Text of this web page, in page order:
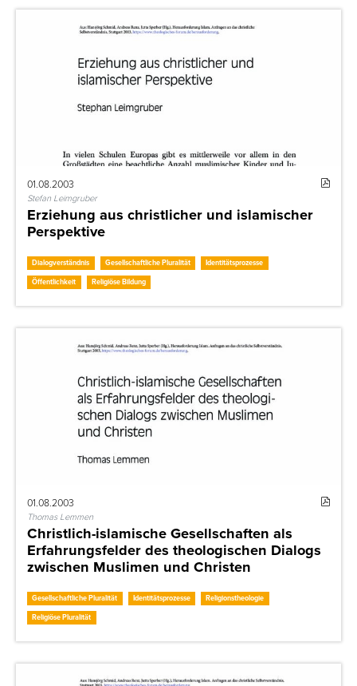
01.08.2003
Stefan Leimgruber
Erziehung aus christlicher und islamischer
Perspektive
Dialogverständnis Gesellschaftliche Pluralität
Identitätsprozesse
Öffentlichkeit
Religiöse Bildung
01.08.2003
Thomas Lemmen
Christlich-islamische Gesellschaften als
Erfahrungsfelder des theologischen Dialogs
zwischen Muslimen und Christen
Gesellschaftliche Pluralität Identitätsprozesse
Religionstheologie
Religiöse Pluralität